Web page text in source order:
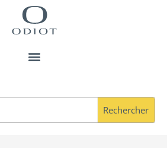
Rechercher